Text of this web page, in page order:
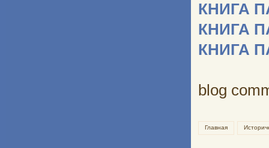
КНИГА
КНИГА
КНИГА
blog
Главная